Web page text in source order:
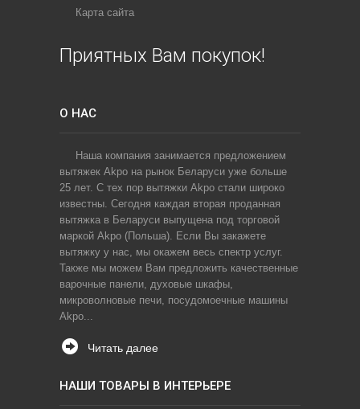
Карта сайта
Приятных Вам покупок!
О НАС
Наша компания занимается предложением
вытяжек Akpo на рынок Беларуси уже больше
25 лет. С тех пор вытяжки Akpo стали широко
известны. Сегодня каждая вторая проданная
вытяжка в Беларуси выпущена под торговой
маркой Akpo (Польша). Если Вы закажете
вытяжку у нас, мы окажем весь спектр услуг.
Также мы можем Вам предложить качественные
варочные панели, духовые шкафы,
микроволновые печи, посудомоечные машины
Akpo...
Читать далее
НАШИ ТОВАРЫ В ИНТЕРЬЕРЕ